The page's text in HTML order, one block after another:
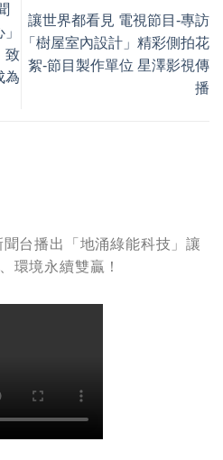
台播出「地涌綠能科技」讓
環境永續雙贏！
致
為
讓世界都看見 電視節目-專訪
「樹屋室內設計」精彩側拍花
絮-節目製作單位 星澤影視傳
播